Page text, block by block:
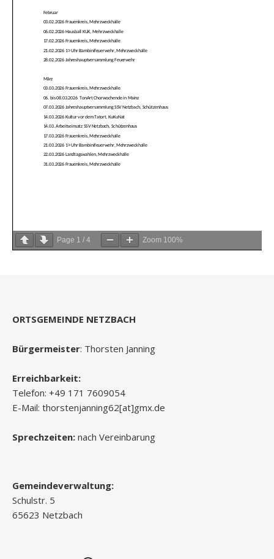
Page 1 / 4 Zoom 100%
ORTSGEMEINDE NETZBACH
Bürgermeister: Thorsten Janning
Erreichbarkeit:
Telefon: +49 171 7609054
E-Mail: thorstenjanning62[at]gmx.de
Sprechzeiten: nach Vereinbarung
Gemeindeverwaltung:
Schulstr. 5
65623 Netzbach